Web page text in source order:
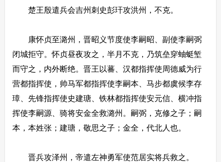
楚王殷遣兵会吉州刺史彭玕攻洪州，不克。
康怀贞至潞州，晋昭义节度使李嗣昭、副使李嗣弼
闭城拒守。怀贞昼夜攻之，半月不克，乃筑垒穿蚰蜓堑
而守之，内外断绝。晋王以蕃、汉都指挥使周德威为行
营都指挥使，帅马军都指挥使李嗣本、马步都虞候李存
璋、先锋指挥使史建瑭、铁林都指挥使安元信、横冲指
挥使李嗣源、骑将安金全救潞州。嗣弼，克修之子；嗣
本，本姓张；建瑭，敬思之子；金全，代北人也。
晋兵攻泽州，帝遣左神勇军使范居实将兵救之。